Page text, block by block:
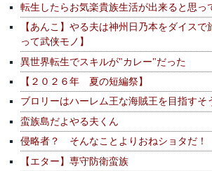
転生したらお気楽貴族生活が出来ると思っ
【あんこ】やる夫は神州日乃本をダイス
って武侠モノ】
異世界転生でスキルが"カレー"だった
【２０２６年 夏の短編祭】
ブロリーはハーレム王な海賊王を目指すそ
蛮族島だよやる夫くん
侵略者？ そんなことよりおねショタだ！
【エター】専守防衛蛮族